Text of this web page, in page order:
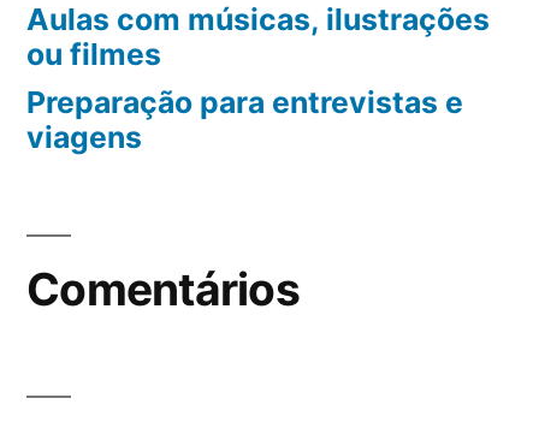
Aulas com músicas, ilustrações
ou filmes
Preparação para entrevistas e
viagens
Comentários